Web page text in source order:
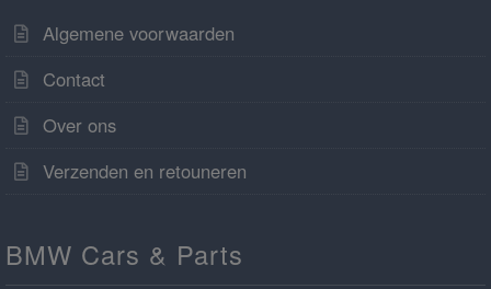
Algemene voorwaarden
Contact
Over ons
Verzenden en retouneren
BMW Cars & Parts